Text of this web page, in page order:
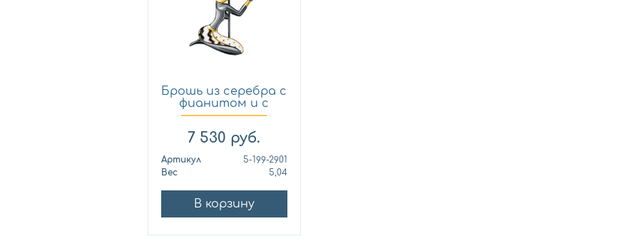
Брошь из серебра с
фианитом и с
цитри...
7 530 руб.
Артикул
5-199-2901
Вес
5,04
В корзину